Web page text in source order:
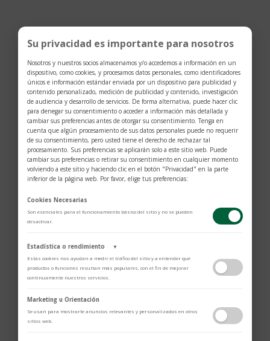
$2.933
Su privacidad es importante para nosotros
Nosotros y nuestros socios almacenamos y/o accedemos a información en un
dispositivo, como cookies, y procesamos datos personales, como identificadores
únicos e información estándar enviada por un dispositivo para publicidad y
contenido personalizado, medición de publicidad y contenido, investigación
de audiencia y desarrollo de servicios. De forma alternativa, puede hacer clic
para denegar su consentimiento o acceder a información más detallada y
cambiar sus preferencias antes de otorgar su consentimiento. Tenga en
cuenta que algún procesamiento de sus datos personales puede no requerir
de su consentimiento, pero usted tiene el derecho de rechazar tal
procesamiento. Sus preferencias se aplicarán solo a este sitio web. Puede
cambiar sus preferencias o retirar su consentimiento en cualquier momento
volviendo a este sitio y haciendo clic en el botón "Privacidad" en la parte
inferior de la página web. Por favor, elige tus preferencias:
Cookies Necesarias
Son esenciales para el funcionamiento básico del sitio y no se pueden
desactivar.
Estadística o rendimiento
▼
Estas cookies nos ayudan a medir el tráfico del sitio y a entender qué
productos o funciones resultan más populares, con el fin de mejorar
continuamente nuestros servicios.
Adobe Analytics
Utilizamos Adobe Analytics para recopilar datos de uso anónimos, lo que
nos permite analizar el rendimiento de nuestro contenido y las
Marketing u Orientación
Se usan para mostrarte anuncios relevantes y personalizados en otros
sitios web.